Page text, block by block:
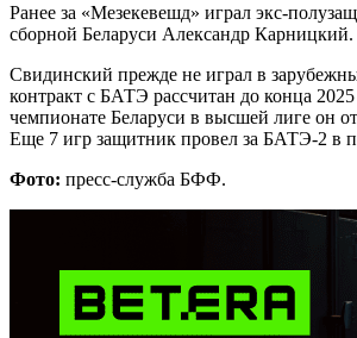
Ранее за «Мезекевешд» играл экс-
сборной Беларуси Александр Карницкий.
Свидинский прежде не играл в
контракт с БАТЭ рассчитан до конца
чемпионате Беларуси в высшей лиге он
Еще 7 игр защитник провел за БАТЭ-2 в
Фото: пресс-служба БФФ.